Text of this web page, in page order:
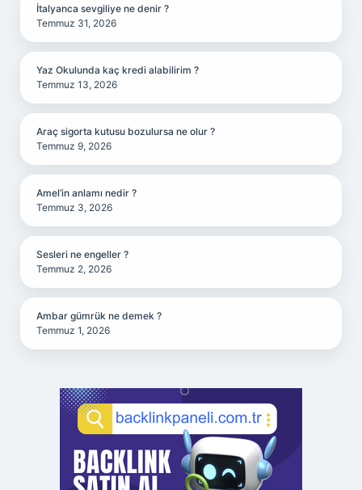
İtalyanca sevgiliye ne denir ?
Temmuz 31, 2026
Yaz Okulunda kaç kredi alabilirim ?
Temmuz 13, 2026
Araç sigorta kutusu bozulursa ne olur ?
Temmuz 9, 2026
Amel’in anlamı nedir ?
Temmuz 3, 2026
Sesleri ne engeller ?
Temmuz 2, 2026
Ambar gümrük ne demek ?
Temmuz 1, 2026